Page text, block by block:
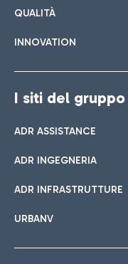
QUALITÀ
INNOVATION
I siti del gruppo
ADR ASSISTANCE
ADR INGEGNERIA
ADR INFRASTRUTTURE
URBANV